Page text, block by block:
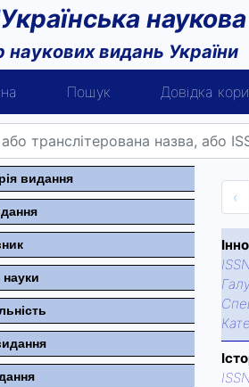
наукових видань України
Пошук Довідка
видання
науки
‹